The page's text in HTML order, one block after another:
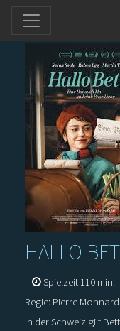
HALLO
Spielzeit 110 min.
Regie: Pierre Monnard
In der Schweiz gilt